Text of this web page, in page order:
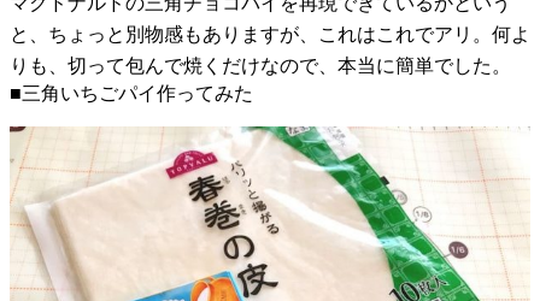
と、ちょっと別物感もありますが、これはこれでアリ。何よ
りも、切って包んで焼くだけなので、本当に簡単でした。
■三角いちごパイ作ってみた